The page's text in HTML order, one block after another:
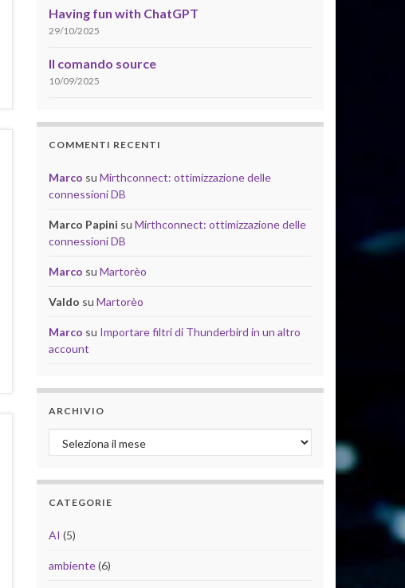
Having fun with ChatGPT
29/10/2025
Il comando source
10/09/2025
COMMENTI RECENTI
Marco su Mirthconnect: ottimizzazione delle
connessioni DB
Marco Papini su Mirthconnect: ottimizzazione delle
connessioni DB
Marco su Martorèo
Valdo su Martorèo
Marco su Importare filtri di Thunderbird in un altro
account
ARCHIVIO
Archivio
CATEGORIE
AI (5)
ambiente(6)